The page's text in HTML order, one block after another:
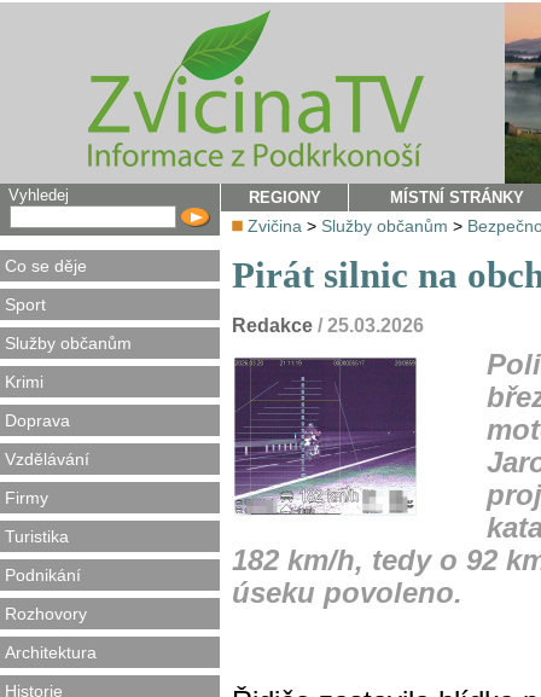
Vyhledej
Co se děje
Sport
Služby občanům
Krimi
Doprava
Vzdělávání
Firmy
Turistika
Podnikání
Rozhovory
Architektura
Historie
REGIONY MÍSTNÍ STRÁNKY
Zvičina > Služby občanům >
Pirát silnic na
Redakce / 25.03.2026
182 km/h, tedy o 92
úseku povoleno.